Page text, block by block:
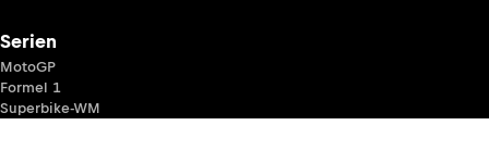
Serien
MotoGP
Formel 1
Superbike-WM